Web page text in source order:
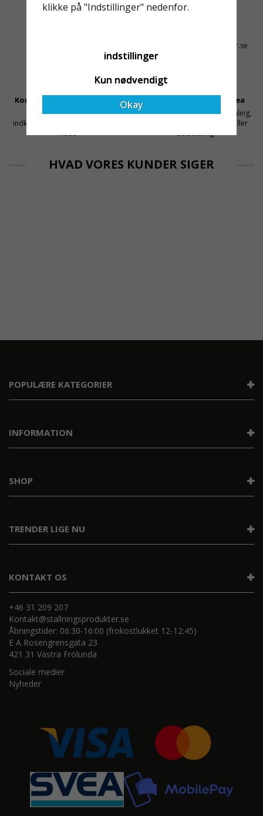
både har rätt produkter
kontakt@stallningsprodukter.se
Konkurrencedygtige Priser
Få mellemled og store
indkøbsvolumener holder prisen
nede
Sikker Betaling Med Svea
Sikre betalinger med kortbetaling,
MobilePay, faktura, leasing eller
delbetaling
HVAD VORES KUNDER SIGER
KONTAKT OS
+46 31 209 207
Kontakt@stallningsprodukter.se
Åbningstider: 06:30-16:00 (frokostlukket 12-12:45)
E A Rosengrensgata 23
421 31 Västra Frölunda
Sociale medier
Nyheder
POPULÆRE KATEGORIER
INFORMATION
TRENDER LIGE NU
SHOP
klikke på "Indstillinger" nedenfor.
indstillinger
Kun nødvendigt
Okay